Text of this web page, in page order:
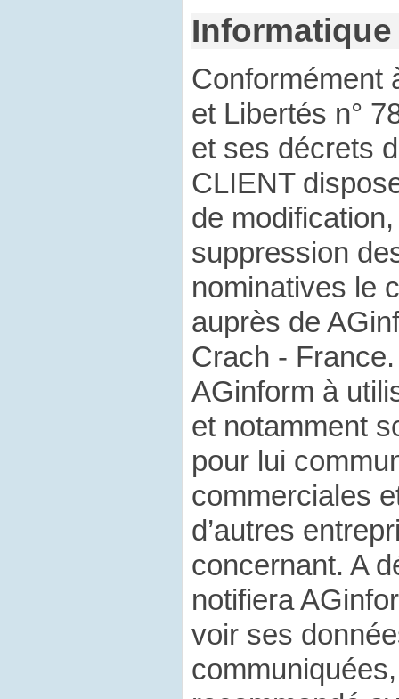
Conformément
et Libertés n°
et ses décrets
CLIENT
de
suppression
nominatives le
auprès de
Crach -
AGinform à
et notamment
pour lui
commerciales
d’autres
concernant. A
notifiera
voir ses